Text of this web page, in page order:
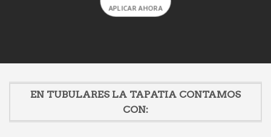
APLICAR AHORA
EN TUBULARES LA TAPATIA CONTAMOS
CON: